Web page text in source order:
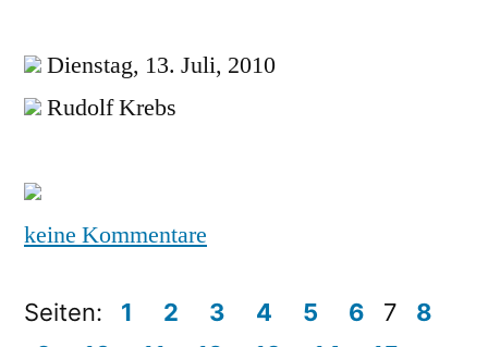
Dienstag, 13. Juli, 2010
Rudolf Krebs
keine Kommentare
Seiten: 1 2 3 4 5 6 7
8